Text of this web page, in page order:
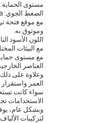
مستوى الحماية: IP65
الضغط الجوي: 70KPa106Kpa
وموثوق به.
اللون الأسود
مع البيئات
العناصر
العمر
الاستخدامات
وبشكل عام،
لتركيبات